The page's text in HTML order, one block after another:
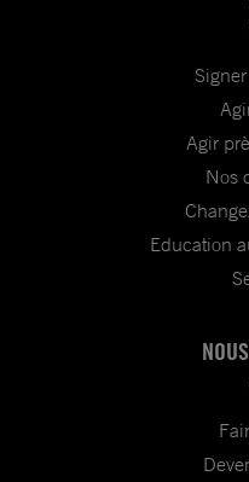
Agir
Nos
Education